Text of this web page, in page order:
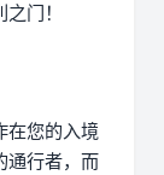
门！
在您的入境
通行者，而